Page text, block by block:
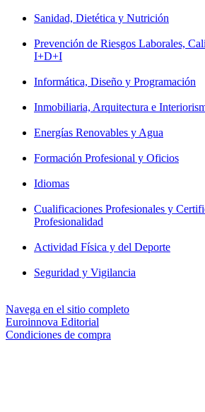
Sanidad, Dietética y Nutrición
Prevención de Riesgos Laborales,
I+D+I
Informática, Diseño y Programación
Inmobiliaria, Arquitectura e
Energías Renovables y Agua
Formación Profesional y Oficios
Idiomas
Cualificaciones Profesionales y
Profesionalidad
Actividad Física y del Deporte
Seguridad y Vigilancia
Navega en el sitio completo
Euroinnova Editorial
Condiciones de compra